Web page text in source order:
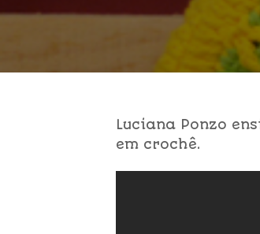
Luciana Ponzo
em crochê.